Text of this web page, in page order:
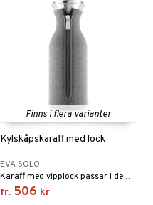
Finns i flera varianter
Kylskåpskaraff med lock
EVA SOLO
Karaff med vipplock passar i de flest kylskåpsdörrar.
fr. 506 kr